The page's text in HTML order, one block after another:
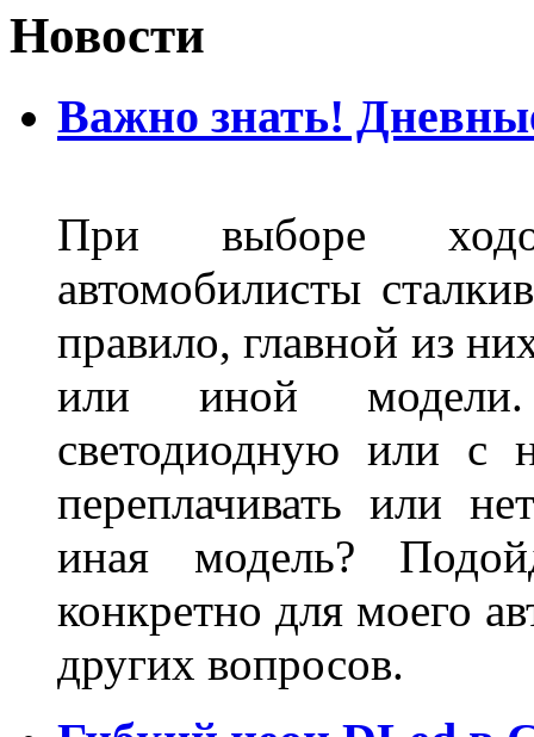
Новости
Важно знать!
При выборе
автомобилисты
правило, главной из
или иной
светодиодную или с
переплачивать или
иная модель?
конкретно для моего
других вопросов.